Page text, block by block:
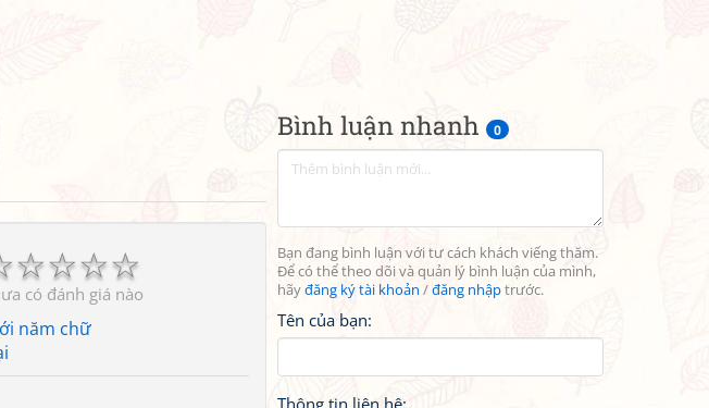
Bình luận nhanh 0
Bạn đang bình luận với tư cách khách viếng thăm.
Để có thể theo dõi và quản lý bình luận của mình,
hãyđăng ký tài khoản /đăng nhậptrước.
Tên của bạn:
Thông tin liên hệ:
☆
☆
☆
☆
có đánh giá nào
năm chữ